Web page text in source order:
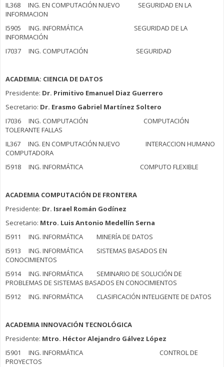
IL368 ING. EN COMPUTACIÓN NUEVO SEGURIDAD EN LA
INFORMACION
I5905 ING. INFORMÁTICA SEGURIDAD DE LA
INFORMACIÓN
I7037 ING. COMPUTACIÓN SEGURIDAD
ACADEMIA: CIENCIA DE DATOS
Presidente: Dr. Primitivo Emanuel Diaz Guerrero
Secretario: Dr. Erasmo Gabriel Martínez Soltero
I7036 ING. COMPUTACIÓN COMPUTACIÓN
TOLERANTE FALLAS
IL367 ING. EN COMPUTACIÓN NUEVO INTERACCION HUMANO
COMPUTADORA
I5918 ING. INFORMÁTICA COMPUTO FLEXIBLE
ACADEMIA COMPUTACIÓN DE FRONTERA
Presidente: Dr. Israel Román Godínez
Secretario: Mtro. Luis Antonio Medellín Serna
I5911 ING. INFORMÁTICA MINERÍA DE DATOS
I5913 ING. INFORMÁTICA SISTEMAS BASADOS EN
CONOCIMIENTOS
I5914 ING. INFORMÁTICA SEMINARIO DE SOLUCIÓN DE
PROBLEMAS DE SISTEMAS BASADOS EN CONOCIMIENTOS
I5912 ING. INFORMÁTICA CLASIFICACIÓN INTELIGENTE DE DATOS
ACADEMIA INNOVACIÓN TECNOLÓGICA
Presidente: Mtro. Héctor Alejandro Gálvez López
I5901 ING. INFORMÁTICA CONTROL DE
PROYECTOS